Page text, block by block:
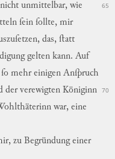
nicht unmittelbar, wie 65
ſein ſollte, mir
ſetzen, das, ſtatt
gelten kann. Auf
ſo mehr einigen Anſpruch
der verewigten Königinn 70
war, eine
, zu Begründung einer